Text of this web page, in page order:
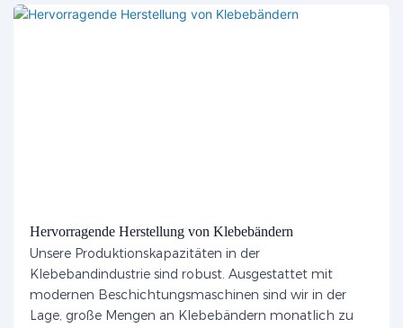
Hervorragende Herstellung von Klebebändern
Unsere Produktionskapazitäten in der
Klebebandindustrie sind robust. Ausgestattet mit
modernen Beschichtungsmaschinen sind wir in der
Lage, große Mengen an Klebebändern monatlich zu